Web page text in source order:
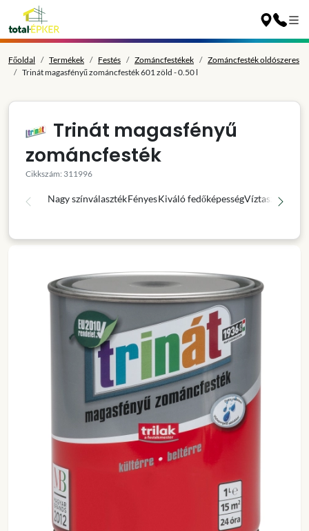
Főoldal Termékek Festés Zománcfestékek
Zománcfesték oldószeres
Trinát magasfényű zománcfesték 601 zöld - 0.50 l
Trinát magasfényű
zománcfesték
Cikkszám: 311996
Nagy színválasztékFényesKiváló fedőképességVíztaszító